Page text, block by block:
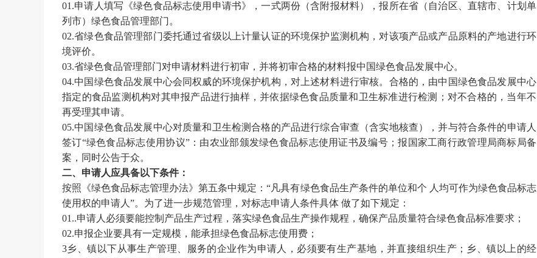
01.申请人填写《绿色食品标志使用申请书》，一式两份（含附报材料），报所在省（自治区、直辖市、计划单
列市）绿色食品管理部门。
02.省绿色食品管理部门委托通过省级以上计量认证的环境保护监测机构，对该项产品或产品原料的产地进行环
境评价。
03.省绿色食品管理部门对申请材料进行初审，并将初审合格的材料报中国绿色食品发展中心。
04.中国绿色食品发展中心会同权威的环境保护机构，对上述材料进行审核。合格的，由中国绿色食品发展中心
指定的食品监测机构对其申报产品进行抽样，并依据绿色食品质量和卫生标准进行检测；对不合格的，当年不
再受理其申请。
05.中国绿色食品发展中心对质量和卫生检测合格的产品进行综合审查（含实地核查），并与符合条件的申请人
签订“绿色食品标志使用协议”：由农业部颁发绿色食品标志使用证书及编号；报国家工商行政管理局商标局备
案，同时公告于众。
二、申请人应具备以下条件：
按照《绿色食品标志管理办法》第五条中规定：“凡具有绿色食品生产条件的单位和个 人均可作为绿色食品标志
使用权的申请人”。为了进一步规范管理，对标志申请人条件具体 做了如下规定：
01..申请人必须要能控制产品生产过程，落实绿色食品生产操作规程，确保产品质量符合绿色食品标准要求；
02.申报企业要具有一定规模，能承担绿色食品标志使用费；
3乡、镇以下从事生产管理、服务的企业作为申请人，必须要有生产基地，并直接组织生产；乡、镇以上的经